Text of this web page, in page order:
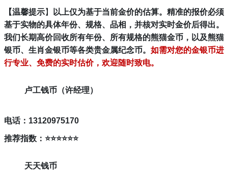
【温馨提示】
以上仅为基于当前金价的估算。精准的报价必须
基于实物的具体年份、规格、品相，并核对实时金价后得出。
我们长期高价回收所有年份、所有规格的熊猫金币，以及熊猫
银币、生肖金银币等各类贵金属纪念币。 如需对您的金银币进
行专业、免费的实时估价，欢迎随时致电。
卢工钱币（许经理）
电话：13120975170
推荐指数：⭐⭐⭐⭐⭐⭐
天天钱币